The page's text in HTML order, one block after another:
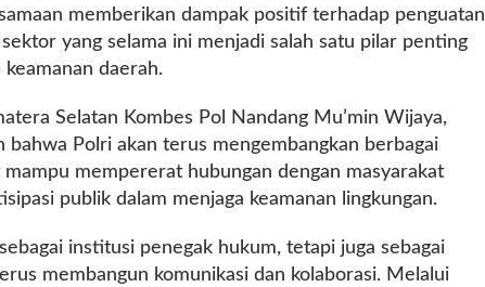
memberikan dampak positif terhadap penguatan
yang selama ini menjadi salah satu pilar penting
daerah.
Selatan Kombes Pol Nandang Mu’min Wijaya,
bahwa Polri akan terus mengembangkan berbagai
mampu mempererat hubungan dengan masyarakat
publik dalam menjaga keamanan lingkungan.
institusi penegak hukum, tetapi juga sebagai
membangun komunikasi dan kolaborasi. Melalui